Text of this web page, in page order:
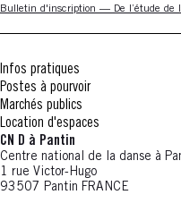
Nouvelle fenêtre
Bulletin d'inscription — De l’étude de
Infos pratiques
Postes à pourvoir
Marchés publics
Location d'espaces
CN D à Pantin
Centre national de la danse à
1 rue Victor-Hugo
93507 Pantin FRANCE